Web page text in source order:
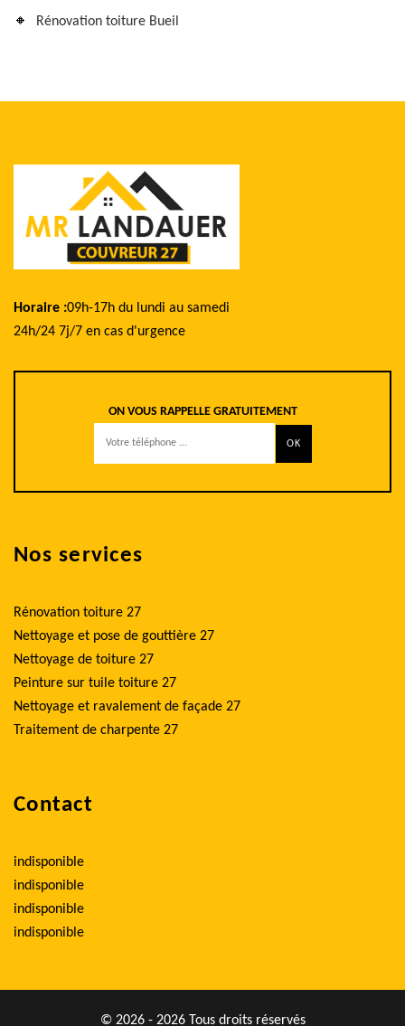
Rénovation toiture Bueil
Horaire :09h-17h du lundi au samedi
24h/24 7j/7 en cas d'urgence
ON VOUS RAPPELLE GRATUITEMENT
Nos services
Rénovation toiture 27
Nettoyage et pose de gouttière 27
Nettoyage de toiture 27
Peinture sur tuile toiture 27
Nettoyage et ravalement de façade 27
Traitement de charpente 27
Contact
indisponible
indisponible
indisponible
indisponible
© 2026 - 2026 Tous droits réservés